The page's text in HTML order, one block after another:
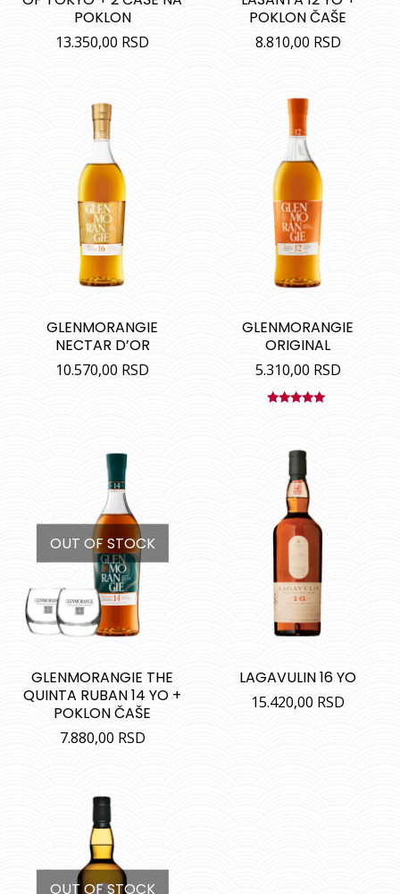
POKLON
13.350,00 RSD
POKLON ČAŠE
8.810,00 RSD
GLENMORANGIE
NECTAR D’OR
10.570,00 RSD
GLENMORANGIE
ORIGINAL
5.310,00 RSD
OUT OF STOCK
GLENMORANGIE THE
QUINTA RUBAN 14 YO +
POKLON ČAŠE
7.880,00 RSD
LAGAVULIN 16 YO
15.420,00 RSD
OUT OF STOCK